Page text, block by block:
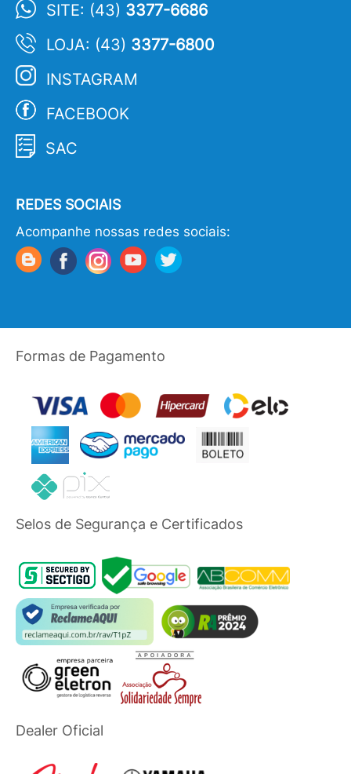
SITE: (43) 3377-6686
LOJA: (43) 3377-6800
INSTAGRAM
FACEBOOK
SAC
REDES SOCIAIS
Acompanhe nossas redes sociais:
Formas de Pagamento
Selos de Segurança e Certificados
Dealer Oficial